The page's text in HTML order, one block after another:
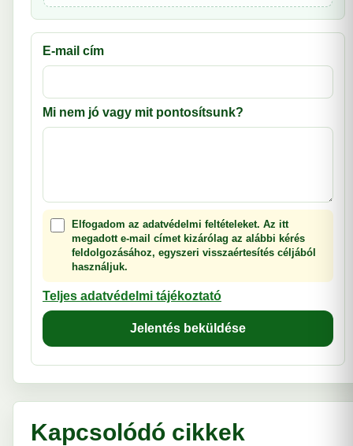
E-mail cím
Mi nem jó vagy mit pontosítsunk?
Elfogadom az adatvédelmi feltételeket. Az itt
megadott e-mail címet kizárólag az alábbi kérés
feldolgozásához, egyszeri visszaértesítés céljából
használjuk.
Teljes adatvédelmi tájékoztató
Jelentés beküldése
Kapcsolódó cikkek